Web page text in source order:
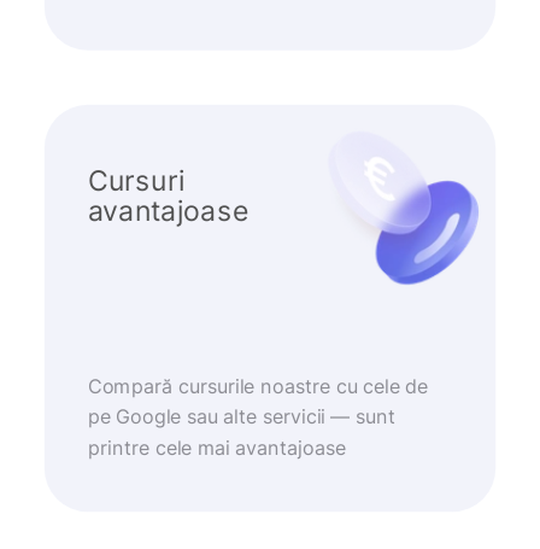
Cursuri
avantajoase
Compară cursurile noastre cu cele de
pe Google sau alte servicii — sunt
printre cele mai avantajoase